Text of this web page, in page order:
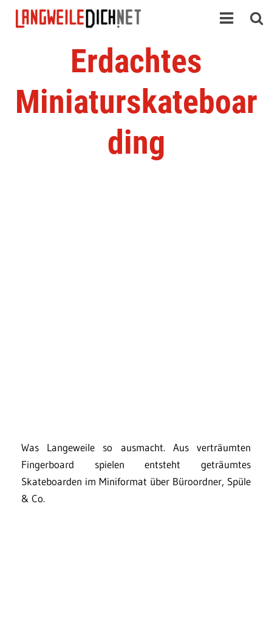
Erdachtes
Miniaturskateboar
ding
Was Langeweile so ausmacht. Aus verträumten
Fingerboard spielen entsteht geträumtes
Skateboarden im Miniformat über Büroordner, Spüle
& Co.